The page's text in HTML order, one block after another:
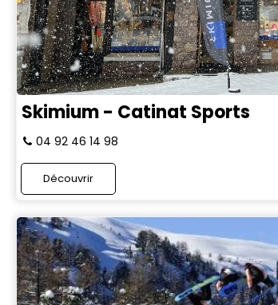
Skimium - Catinat Sports
04 92 46 14 98
Découvrir